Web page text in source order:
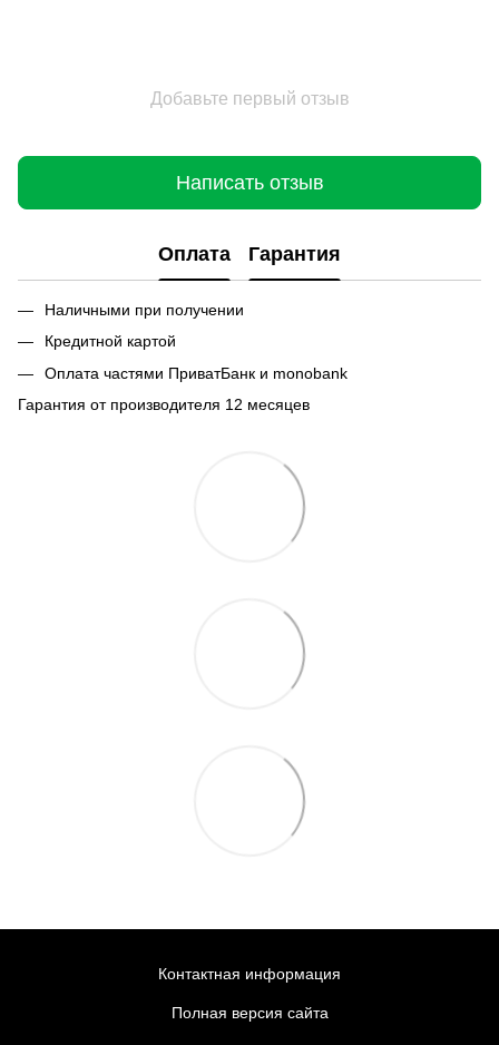
Добавьте первый отзыв
Написать отзыв
Оплата Гарантия
Наличными при получении
Кредитной картой
Оплата частями ПриватБанк и monobank
Гарантия от производителя 12 месяцев
Контактная информация
Полная версия сайта